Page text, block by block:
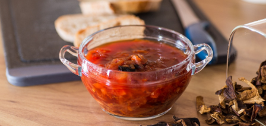
Баклажаны с овощами
ПРАВОСЛАВИЕ ЕДА РЕЦЕПТЫ